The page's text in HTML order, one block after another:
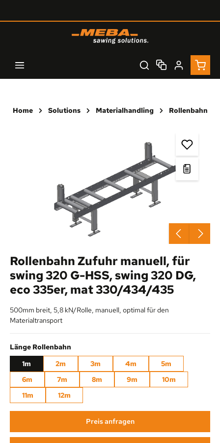
Home Solutions Materialhandling Rollenbahn
Rollenbahn Zufuhr manuell, für
swing 320 G-HSS, swing 320 DG,
eco 335er, mat 330/434/435
500mm breit, 5,8 kN/Rolle, manuell, optimal für den
Materialtransport
Länge Rollenbahn
1m 2m 3m 4m
5m
6m
7m 8m 9m
10m
11m
12m
Preis anfragen